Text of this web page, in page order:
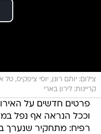
צילום: יותם רונן, יוסי ציפקיס,
קריינות: לירון בארי
פרטים חדשים על
וככל הנראה אף נפל
רפיח: מתחקיר שנערך